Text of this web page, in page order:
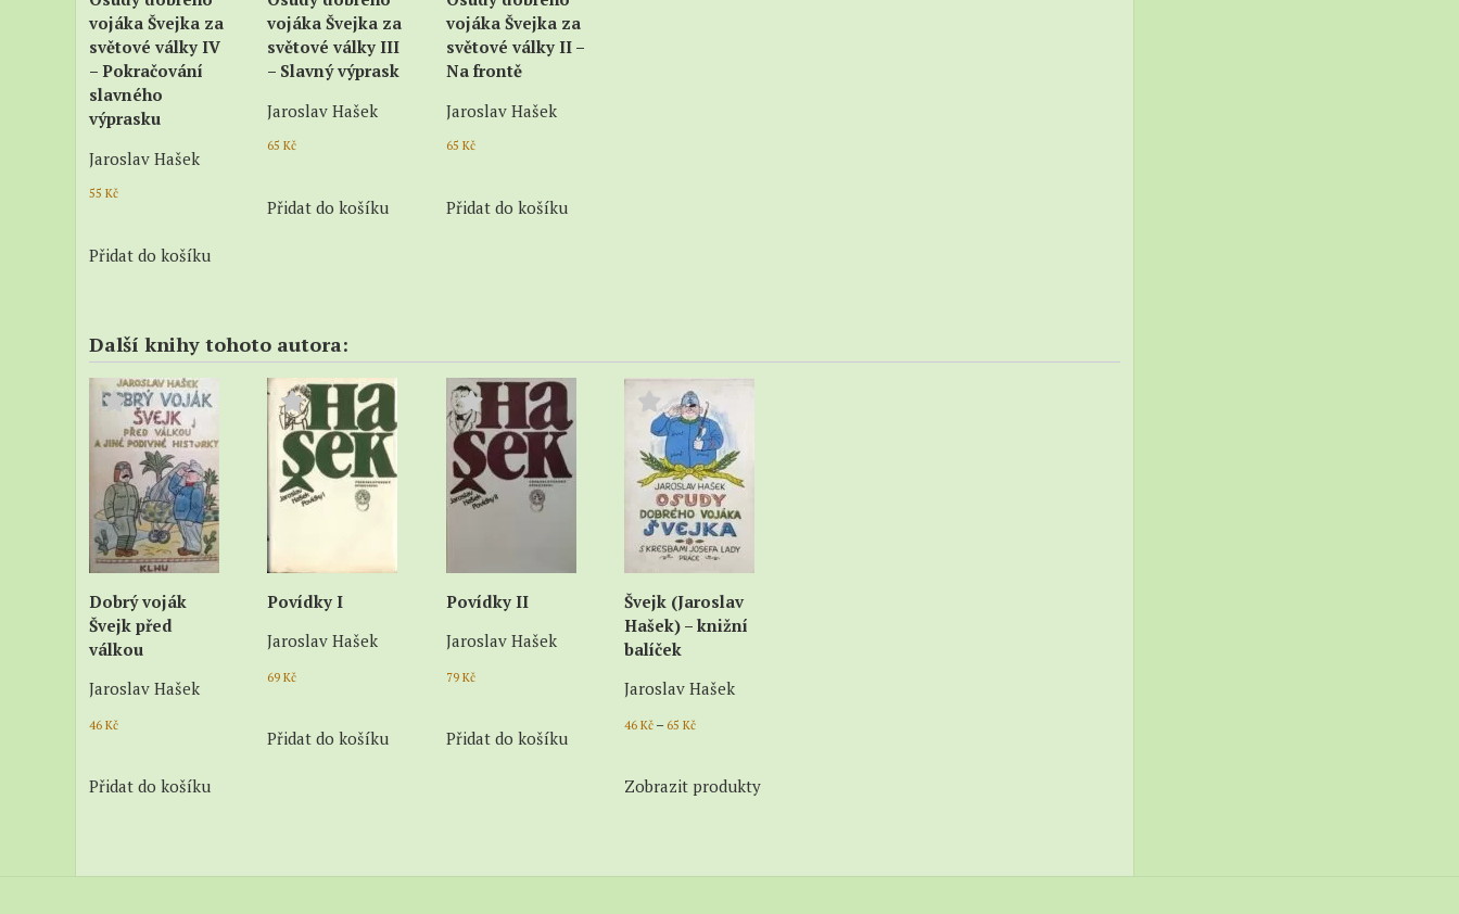
vojáka Švejka za
světové války IV
– Pokračování
slavného
výprasku
Jaroslav Hašek
55 Kč
Přidat do košíku
vojáka Švejka za
světové války III
– Slavný výprask
Jaroslav Hašek
65Kč
Přidat do košíku
vojáka Švejka za
světové války II –
Na frontě
Jaroslav Hašek
65 Kč
Přidat do košíku
Další knihy tohoto autora:
Dobrý voják
Švejk před
válkou
Jaroslav Hašek
46 Kč
Přidat do košíku
Povídky I
Jaroslav Hašek
69Kč
Přidat do košíku
Povídky II
Jaroslav Hašek
79 Kč
Přidat do košíku
Švejk (Jaroslav
Hašek) – knižní
balíček
Jaroslav Hašek
46Kč – 65KčPrice
through
Zobrazit produkty